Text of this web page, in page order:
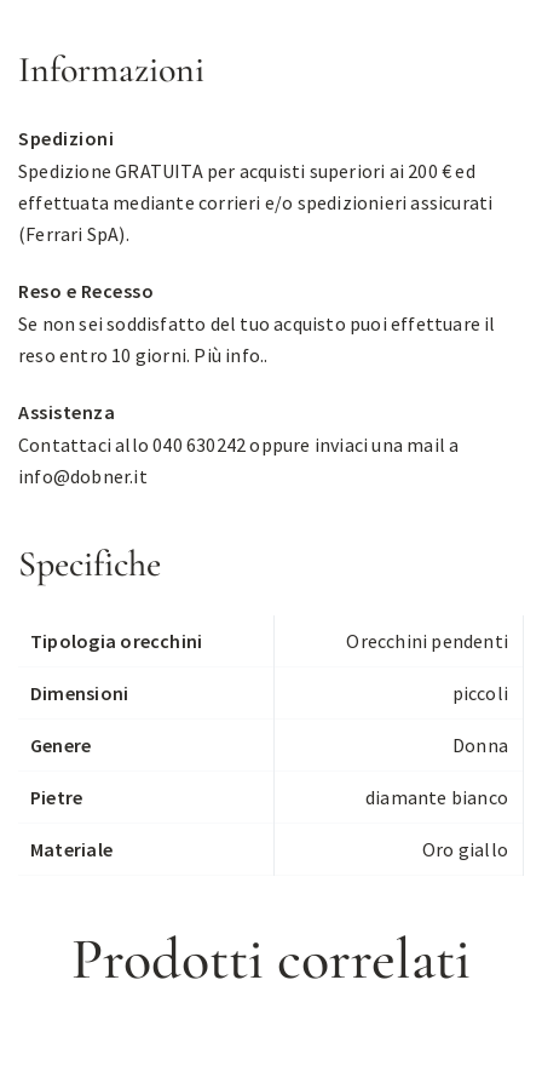
Informazioni
Spedizioni
Spedizione GRATUITA per acquisti superiori ai 200 € ed
effettuata mediante corrieri e/o spedizionieri assicurati
(Ferrari SpA).
Reso e Recesso
Se non sei soddisfatto del tuo acquisto puoi effettuare il
reso entro 10 giorni. Più info..
Assistenza
Contattaci allo 040 630242 oppure inviaci una mail a
info@dobner.it
Specifiche
Tipologia orecchini Orecchini pendenti
Dimensioni piccoli
Genere Donna
Pietre diamante bianco
Materiale Oro giallo
Prodotti correlati